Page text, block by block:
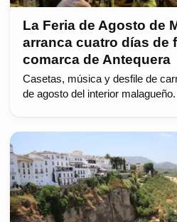
La Feria de Agosto de
arranca cuatro días de
comarca de Antequera
Casetas, música y desfile de
de agosto del interior malagueño.